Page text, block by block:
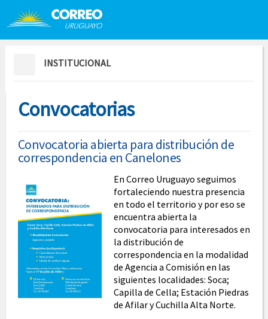
Saltar al contenido
INSTITUCIONAL
Convocatorias
Convocatoria abierta para distribución de
correspondencia en Canelones
En Correo Uruguayo seguimos
fortaleciendo nuestra presencia
en todo el territorio y por eso se
encuentra abierta la
convocatoria para interesados en
la distribución de
correspondencia en la modalidad
de Agencia a Comisión en las
siguientes localidades: Soca;
Capilla de Cella; Estación Piedras
de Afilar y Cuchilla Alta Norte.